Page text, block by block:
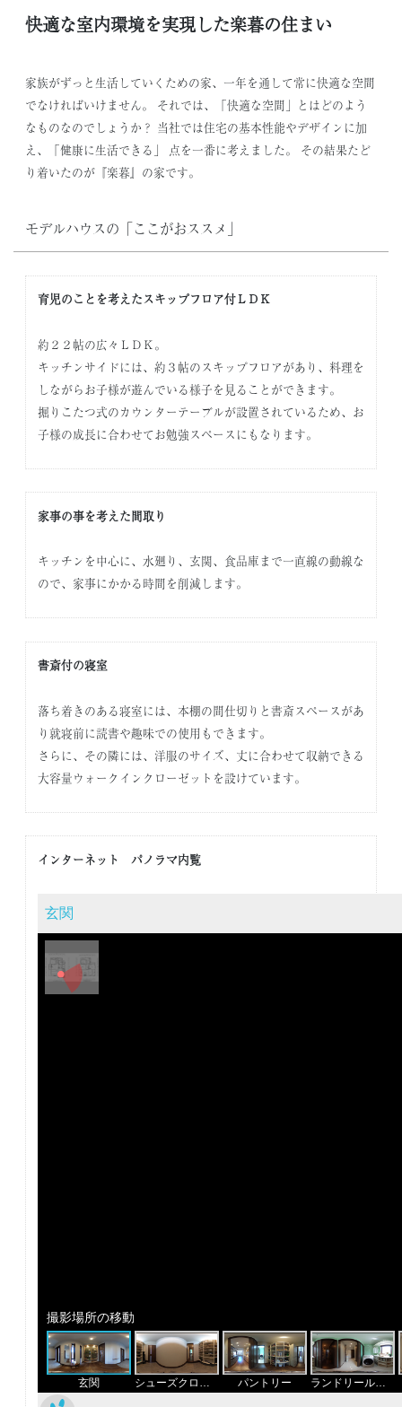
快適な室内環境を実現した楽暮の住まい
家族がずっと生活していくための家、一年を通して常に快適な空間
でなければいけません。 それでは、「快適な空間」とはどのよう
なものなのでしょうか？ 当社では住宅の基本性能やデザインに加
え、「健康に生活できる」 点を一番に考えました。 その結果たど
り着いたのが『楽暮』の家です。
モデルハウスの「ここがおススメ」
育児のことを考えたスキップフロア付ＬＤＫ
約２２帖の広々ＬＤＫ。
キッチンサイドには、約３帖のスキップフロアがあり、料理を
しながらお子様が遊んでいる様子を見ることができます。
掘りこたつ式のカウンターテーブルが設置されているため、お
子様の成長に合わせてお勉強スペースにもなります。
家事の事を考えた間取り
キッチンを中心に、水廻り、玄関、食品庫まで一直線の動線な
ので、家事にかかる時間を削減します。
書斎付の寝室
落ち着きのある寝室には、本棚の間仕切りと書斎スペースがあ
り就寝前に読書や趣味での使用もできます。
さらに、その隣には、洋服のサイズ、丈に合わせて収納できる
大容量ウォークインクローゼットを設けています。
インターネット パノラマ内覧